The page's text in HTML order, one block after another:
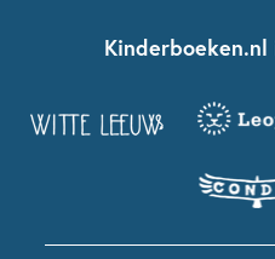
Kinderboeken diversiteit
Grappige kinderboeken
Spannende kinderboeken
Boekentips 12+ jaar
Voor volwassenen
Spekkie en Sproet